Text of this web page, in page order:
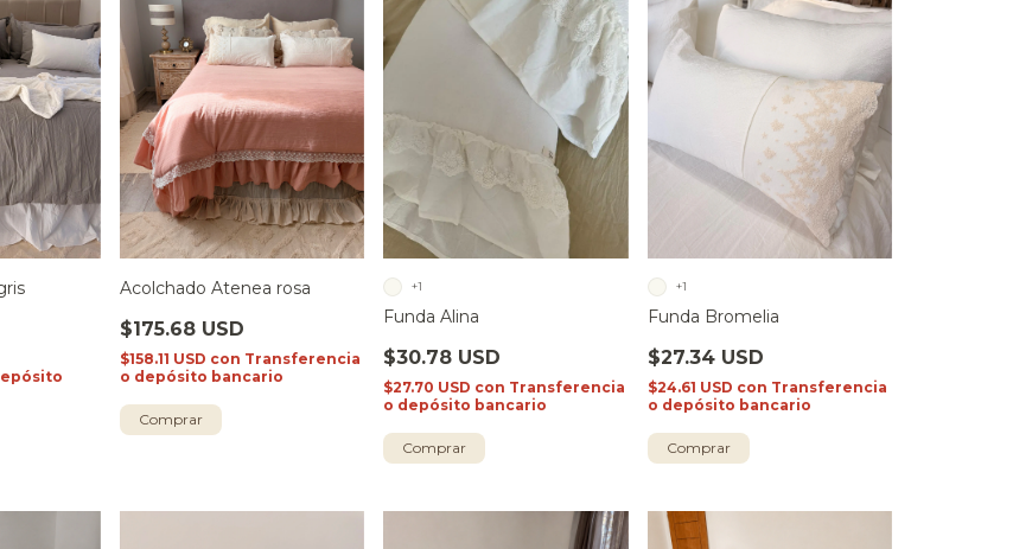
Acolchado Atenea rosa
$175.68 USD
$158.11 USD con Transferencia
o depósito bancario
Comprar
Funda Alina
$30.78 USD
$27.70 USD con Transferencia
o depósito bancario
+1
Comprar
Funda Bromelia
$27.34 USD
$24.61 USD con Transferencia
o depósito bancario
+1
Comprar